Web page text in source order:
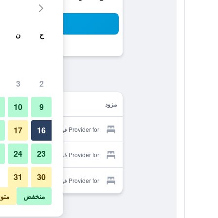
مزود
Provider for فيلا كولومبو 7
Provider for فيلا كولومبو 7
Provider for فيلا كولومبو 7
ح ن
2
3
9
10
16
17
23
24
30
31
منخفض